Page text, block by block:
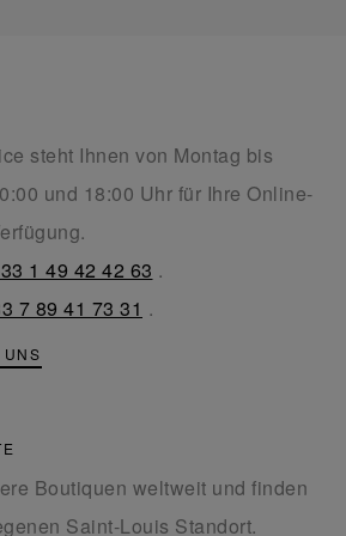
steht Ihnen von Montag bis
und 18:00 Uhr für Ihre Online-
1 49 42 42 63 .
7 89 41 73 31 .
Boutiquen weltweit und finden
Saint-Louis Standort.